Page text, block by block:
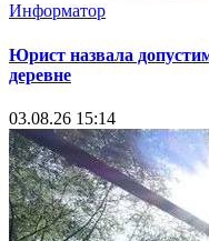
Информатор
Юрист назвала
деревне
03.08.26 15:14